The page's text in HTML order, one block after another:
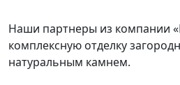
Наши партнеры из компании
комплексную отделку
натуральным камнем.